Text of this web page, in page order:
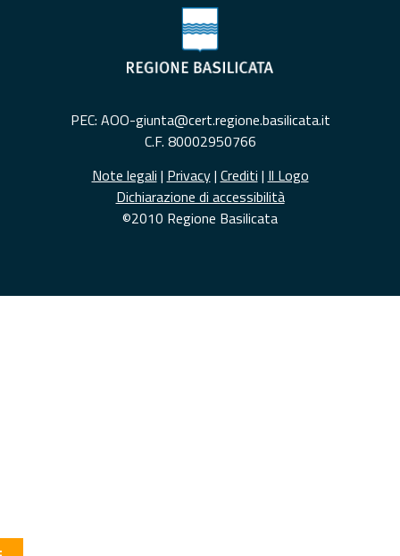
PEC: AOO-giunta@cert.regione.basilicata.it
C.F. 80002950766
Note legali | Privacy| Crediti | Il Logo
Dichiarazione di accessibilità
©2010 Regione Basilicata